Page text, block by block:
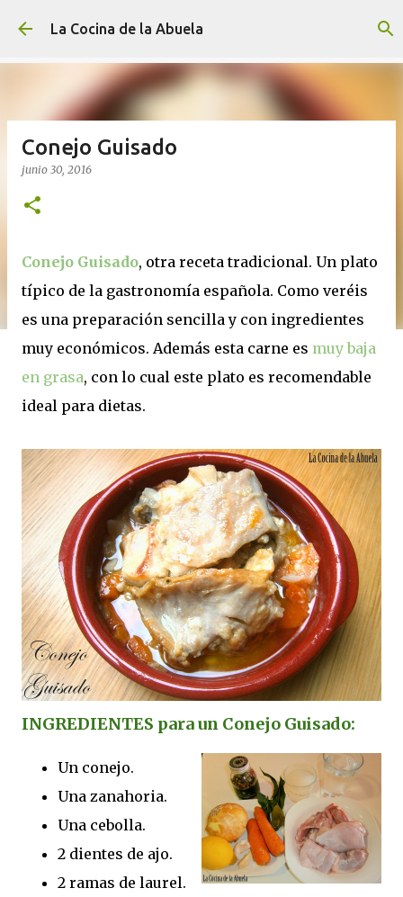
Ir al contenido principal
La Cocina de la Abuela
Conejo Guisado
junio 30, 2016
Conejo Guisado, otra receta tradicional. Un plato
típico de la gastronomía española. Como veréis
es una preparación sencilla y con ingredientes
muy económicos. Además esta carne es muy baja
en grasa, con lo cual este plato es recomendable
ideal para dietas.
INGREDIENTES para un Conejo Guisado:
Un conejo.
Una zanahoria.
Una cebolla.
2 dientes de ajo.
2 ramas de laurel.